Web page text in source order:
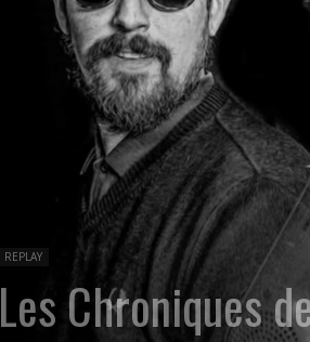
REPLAY
Les Chroniques